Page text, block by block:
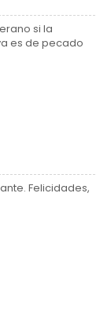
si la
es de pecado
Felicidades,